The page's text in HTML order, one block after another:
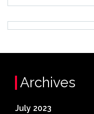
Archives
July 2023